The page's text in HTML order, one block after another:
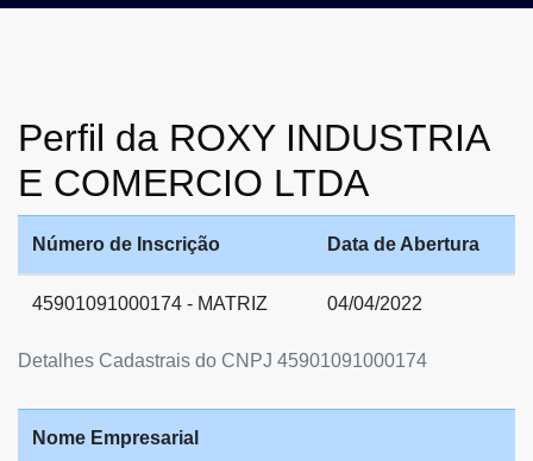
Perfil da ROXY INDUSTRIA
E COMERCIO LTDA
Detalhes Cadastrais do CNPJ 45901091000174
Número de Inscrição Data de Abertura
45901091000174 - MATRIZ 04/04/2022
Nome Empresarial